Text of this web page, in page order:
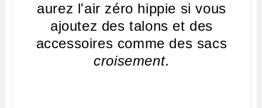
aurez l'air zéro hippie si vous
ajoutez des talons et des
accessoires comme des sacs
croisement.